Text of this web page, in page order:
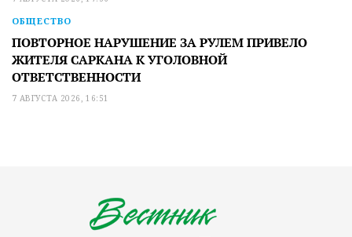
ОБЩЕСТВО
ПОВТОРНОЕ НАРУШЕНИЕ ЗА РУЛЕМ ПРИВЕЛО
ЖИТЕЛЯ САРКАНА К УГОЛОВНОЙ
ОТВЕТСТВЕННОСТИ
7 АВГУСТА 2026, 16:51